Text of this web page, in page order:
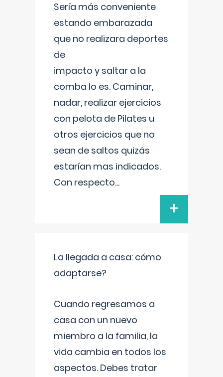
Sería más conveniente
estando embarazada
que no realizara deportes
de
impacto y saltar a la
comba lo es. Caminar,
nadar, realizar ejercicios
con pelota de Pilates u
otros ejercicios que no
sean de saltos quizás
estarían mas indicados.
Con respecto...
+
La llegada a casa: cómo
adaptarse?
Cuando regresamos a
casa con un nuevo
miembro a la familia, la
vida cambia en todos los
aspectos. Debes tratar